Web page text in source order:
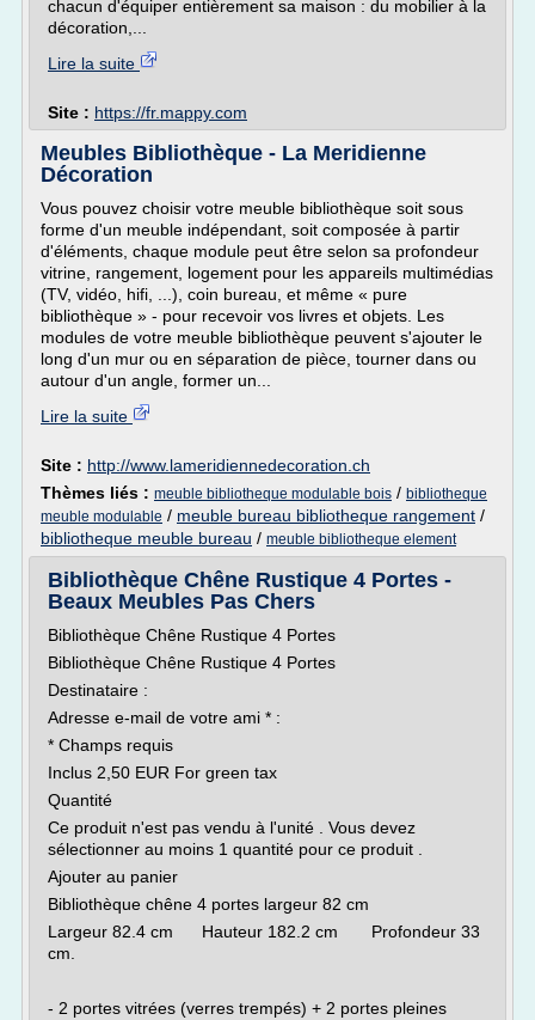
chacun d'équiper entièrement sa maison : du mobilier à la
décoration,...
Lire la suite
Site : https://fr.mappy.com
Meubles Bibliothèque - La Meridienne
Décoration
Vous pouvez choisir votre meuble bibliothèque soit sous
forme d'un meuble indépendant, soit composée à partir
d'éléments, chaque module peut être selon sa profondeur
vitrine, rangement, logement pour les appareils multimédias
(TV, vidéo, hifi, ...), coin bureau, et même « pure
bibliothèque » - pour recevoir vos livres et objets. Les
modules de votre meuble bibliothèque peuvent s'ajouter le
long d'un mur ou en séparation de pièce, tourner dans ou
autour d'un angle, former un...
Lire la suite
Site : http://www.lameridiennedecoration.ch
Thèmes liés : meuble bibliotheque modulable bois / bibliotheque
meuble modulable / meuble bureau bibliotheque rangement /
bibliotheque meuble bureau / meuble bibliotheque element
Bibliothèque Chêne Rustique 4 Portes -
Beaux Meubles Pas Chers
Bibliothèque Chêne Rustique 4 Portes
Bibliothèque Chêne Rustique 4 Portes
Destinataire :
Adresse e-mail de votre ami * :
* Champs requis
Inclus 2,50 EUR For green tax
Quantité
Ce produit n'est pas vendu à l'unité . Vous devez
sélectionner au moins 1 quantité pour ce produit .
Ajouter au panier
Bibliothèque chêne 4 portes largeur 82 cm
Largeur 82.4 cm Hauteur 182.2 cm Profondeur 33
cm.
- 2 portes vitrées (verres trempés) + 2 portes pleines